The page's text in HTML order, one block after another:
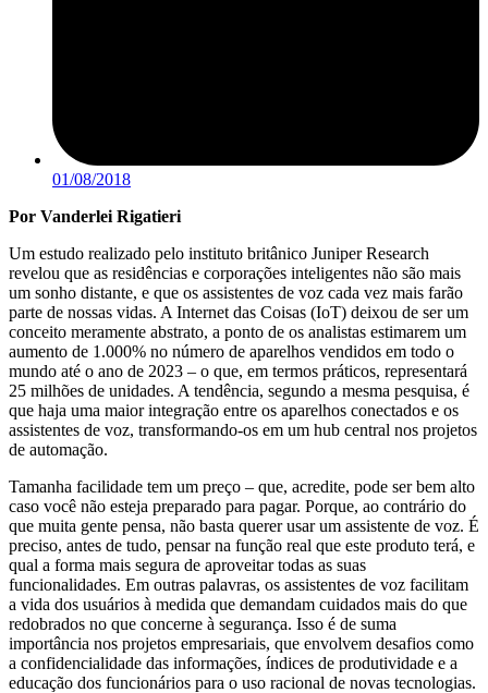
01/08/2018
Por Vanderlei Rigatieri
Um estudo realizado pelo instituto britânico Juniper Research
revelou que as residências e corporações inteligentes não são mais
um sonho distante, e que os assistentes de voz cada vez mais farão
parte de nossas vidas. A Internet das Coisas (IoT) deixou de ser um
conceito meramente abstrato, a ponto de os analistas estimarem um
aumento de 1.000% no número de aparelhos vendidos em todo o
mundo até o ano de 2023 – o que, em termos práticos, representará
25 milhões de unidades. A tendência, segundo a mesma pesquisa, é
que haja uma maior integração entre os aparelhos conectados e os
assistentes de voz, transformando-os em um hub central nos projetos
de automação.
Tamanha facilidade tem um preço – que, acredite, pode ser bem alto
caso você não esteja preparado para pagar. Porque, ao contrário do
que muita gente pensa, não basta querer usar um assistente de voz. É
preciso, antes de tudo, pensar na função real que este produto terá, e
qual a forma mais segura de aproveitar todas as suas
funcionalidades. Em outras palavras, os assistentes de voz facilitam
a vida dos usuários à medida que demandam cuidados mais do que
redobrados no que concerne à segurança. Isso é de suma
importância nos projetos empresariais, que envolvem desafios como
a confidencialidade das informações, índices de produtividade e a
educação dos funcionários para o uso racional de novas tecnologias.